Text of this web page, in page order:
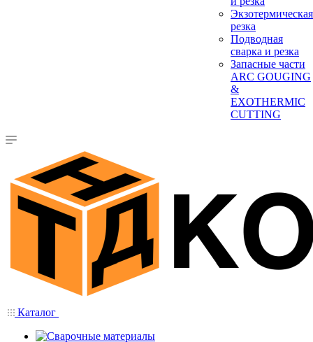
Экзотермическая
резка
Подводная
сварка и резка
Запасные части
ARC GOUGING
&
EXOTHERMIC
CUTTING
Каталог